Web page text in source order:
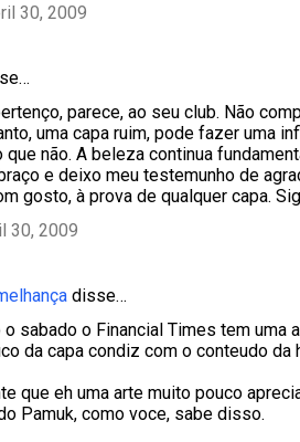
30, 2009
parece, ao seu club. Não
uma capa ruim, pode fazer uma
que não. A beleza continua
e deixo meu testemunho de
gosto, à prova de qualquer capa.
30, 2009
disse…
sabado o Financial Times tem uma
da capa condiz com o conteudo da
que eh uma arte muito pouco
Pamuk, como voce, sabe disso.